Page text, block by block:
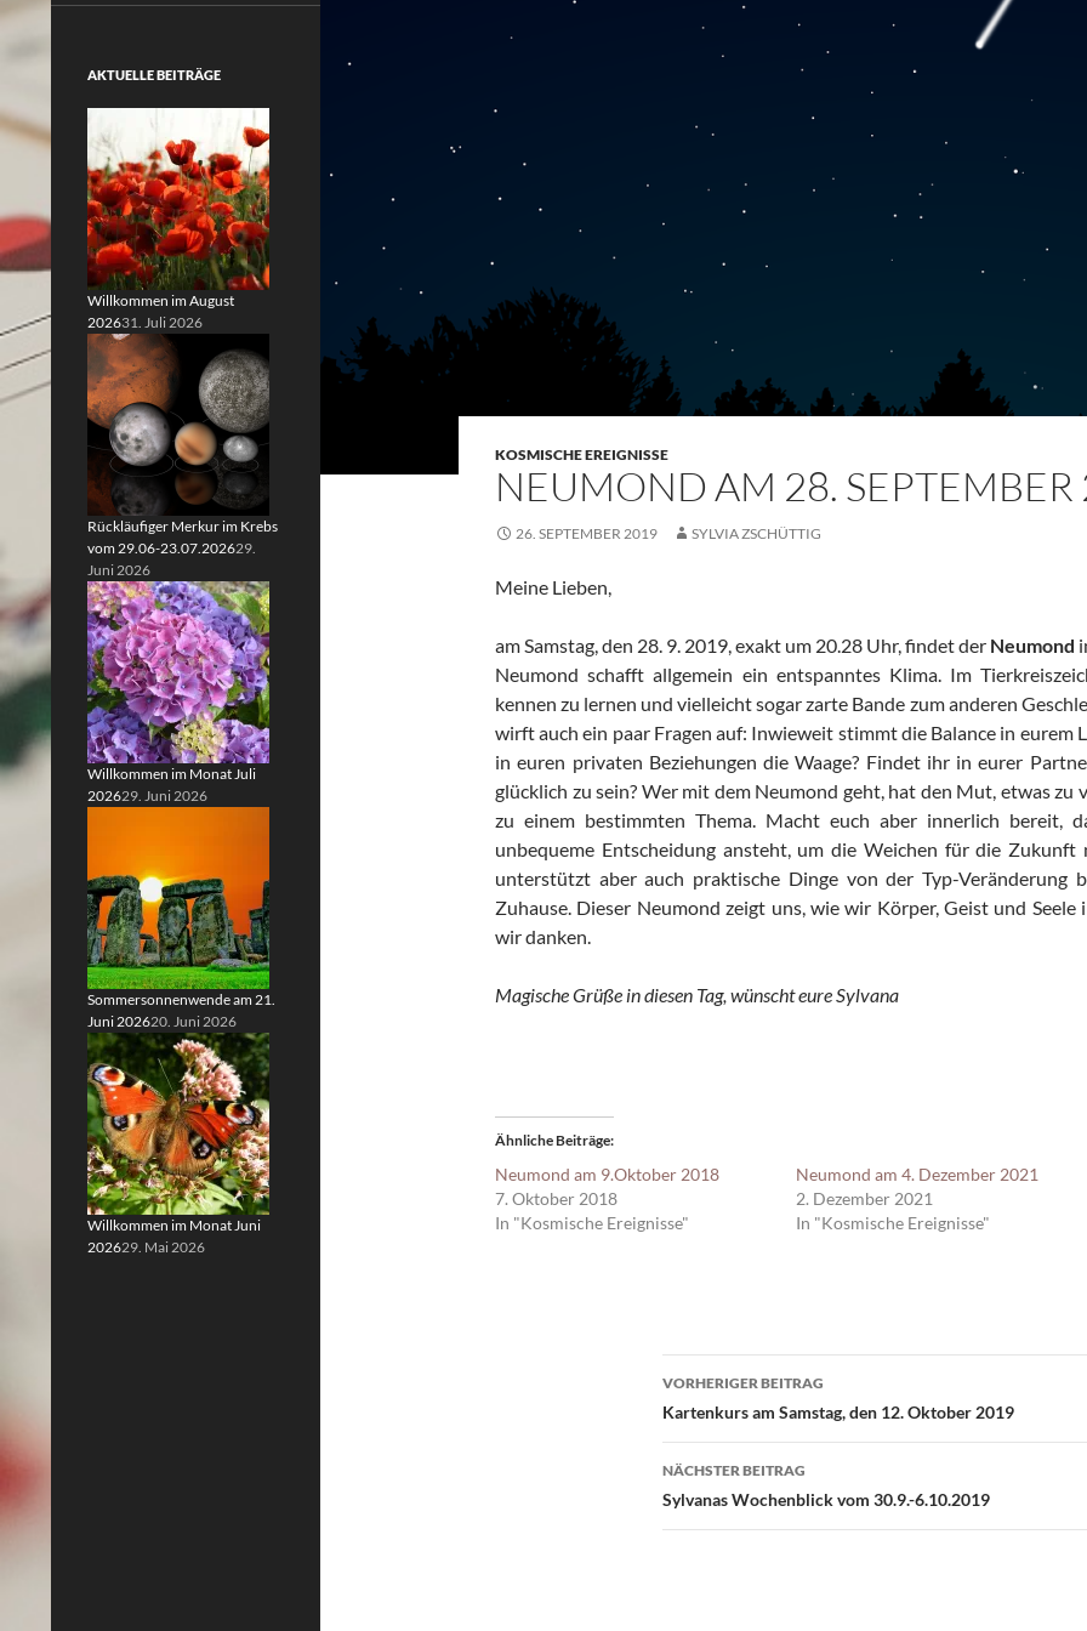
KOSMISCHE EREIGNISSE
NEUMOND AM 28.
26. SEPTEMBER 2019 SYLVIA ZSCHÜTTIG
Meine Lieben,
am Samstag, den 28. 9. 2019, exakt um 20.28 Uhr, findet der Neumond
Neumond schafft allgemein ein entspanntes Klima. Im
kennen zu lernen und vielleicht sogar zarte Bande zum anderen
wirft auch ein paar Fragen auf: Inwieweit stimmt die Balance in eurem
in euren privaten Beziehungen die Waage? Findet ihr in eurer
glücklich zu sein? Wer mit dem Neumond geht, hat den Mut, etwas zu
zu einem bestimmten Thema. Macht euch aber innerlich bereit,
unbequeme Entscheidung ansteht, um die Weichen für die Zukunft
unterstützt aber auch praktische Dinge von der Typ-Veränderung
Zuhause. Dieser Neumond zeigt uns, wie wir Körper, Geist und
wir danken.
Magische Grüße in diesen Tag, wünscht eure Sylvana
Ähnliche Beiträge
Neumond am 9.Oktober 2018
7. Oktober 2018
In "Kosmische Ereignisse"
Neumond am 4. Dezember 2021
2. Dezember 2021
In "Kosmische Ereignisse"
Beitragsnavigation
VORHERIGER BEITRAG
Kartenkurs am Samstag, den 12. Oktober 2019
NÄCHSTER BEITRAG
Sylvanas Wochenblick vom 30.9.-6.10.2019
AKTUELLE BEITRÄGE
Willkommen im August
202631. Juli 2026
Rückläufiger Merkur im Krebs
vom 29.06-23.07.202629.
Juni 2026
Willkommen im Monat Juli
202629. Juni 2026
Sommersonnenwende am 21.
Juni 202620. Juni 2026
Willkommen im Monat Juni
202629. Mai 2026